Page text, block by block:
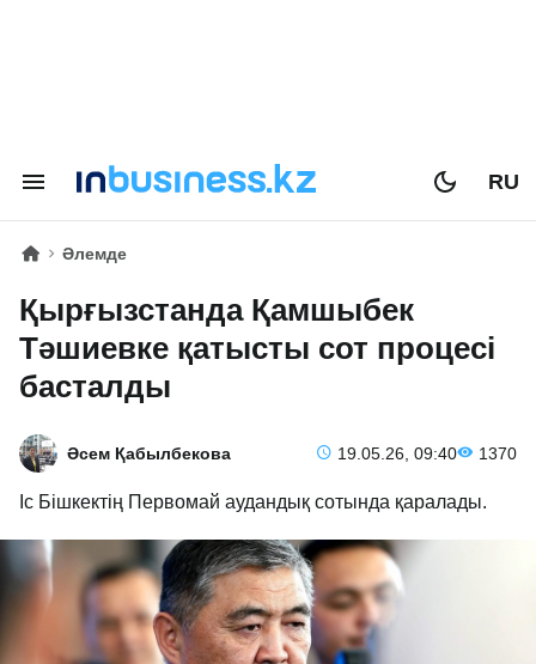
RU
Әлемде
Қырғызстанда Қамшыбек
Тәшиевке қатысты сот процесі
басталды
Әсем Қабылбекова 19.05.26, 09:40 1370
Іс Бішкектің Первомай аудандық сотында қаралады.